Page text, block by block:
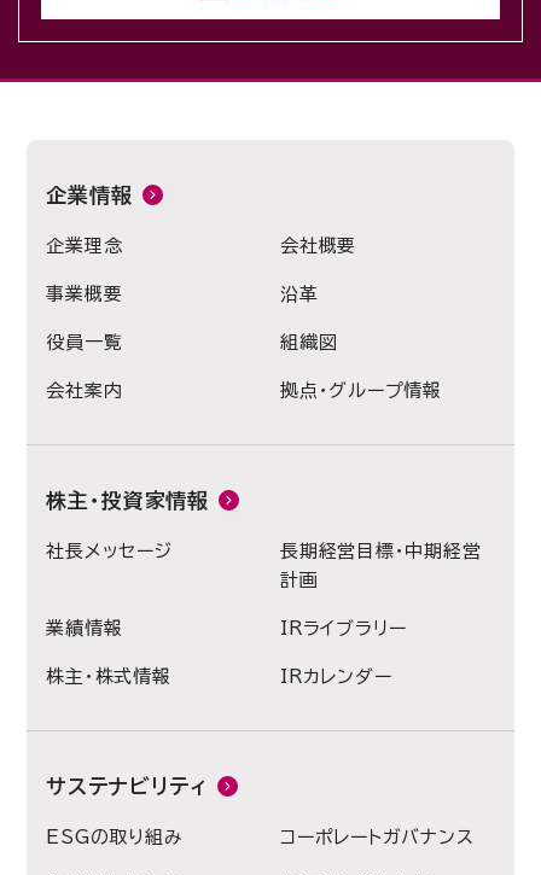
企業情報
企業理念 会社概要
事業概要 沿革
役員一覧 組織図
会社案内 拠点・グループ情報
株主・投資家情報
社長メッセージ
長期経営目標・中期経営
計画
業績情報 IRライブラリー
株主・株式情報 IRカレンダー
サステナビリティ
ESGの取り組み コーポレートガバナンス